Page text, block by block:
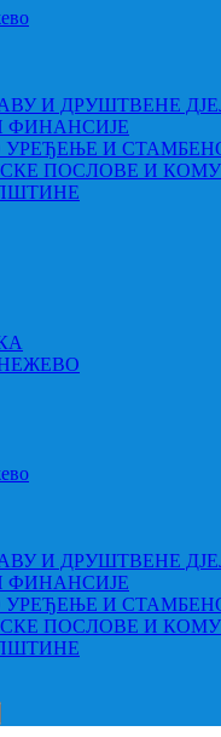
И ДРУШТВЕНЕ
ФИНАНСИЈЕ
УРЕЂЕЊЕ И
ПОСЛОВЕ И
И ДРУШТВЕНЕ
ФИНАНСИЈЕ
УРЕЂЕЊЕ И
ПОСЛОВЕ И